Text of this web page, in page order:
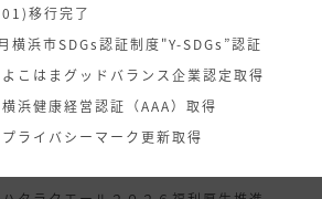
移行完了
浜市SDGs認証制度"Y-SDGs”認証
こはまグッドバランス企業認定取得
浜健康経営認証（AAA）取得
ライバシーマーク更新取得